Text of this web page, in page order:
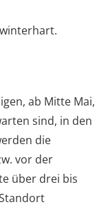
ab Mitte Mai,
sind, in den
die
vor der
über drei bis